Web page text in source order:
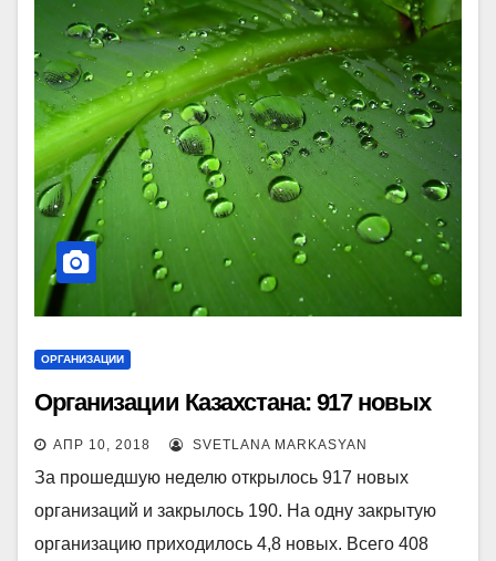
ОРГАНИЗАЦИИ
Организации Казахстана: 917 новых
АПР 10, 2018 SVETLANA MARKASYAN
За прошедшую неделю открылось 917 новых
организаций и закрылось 190. На одну закрытую
организацию приходилось 4,8 новых. Всего 408